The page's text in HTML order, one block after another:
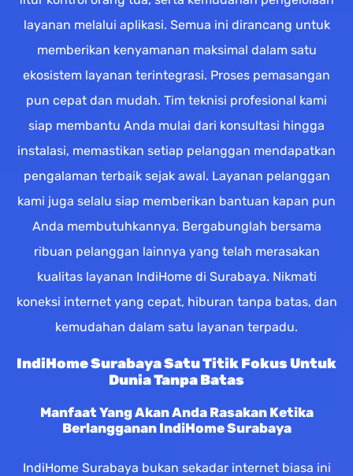
layanan melalui aplikasi. Semua ini dirancang untuk
memberikan kenyamanan maksimal dalam satu
ekosistem layanan terintegrasi. Proses pemasangan
pun cepat dan mudah. Tim teknisi profesional kami
siap membantu Anda mulai dari konsultasi hingga
instalasi, memastikan setiap pelanggan mendapatkan
pengalaman terbaik sejak awal. Layanan pelanggan
kami juga selalu siap memberikan bantuan kapan pun
Anda membutuhkannya. Bergabunglah bersama
ribuan pelanggan lainnya yang telah merasakan
kualitas layanan IndiHome di Surabaya. Nikmati
koneksi internet yang cepat, hiburan tanpa batas, dan
kemudahan dalam satu layanan terpadu.
IndiHome Surabaya Satu Titik Fokus Untuk
Dunia Tanpa Batas
Manfaat Yang Akan Anda Rasakan Ketika
Berlangganan IndiHome Surabaya
IndiHome Surabaya bukan sekadar internet biasa ini